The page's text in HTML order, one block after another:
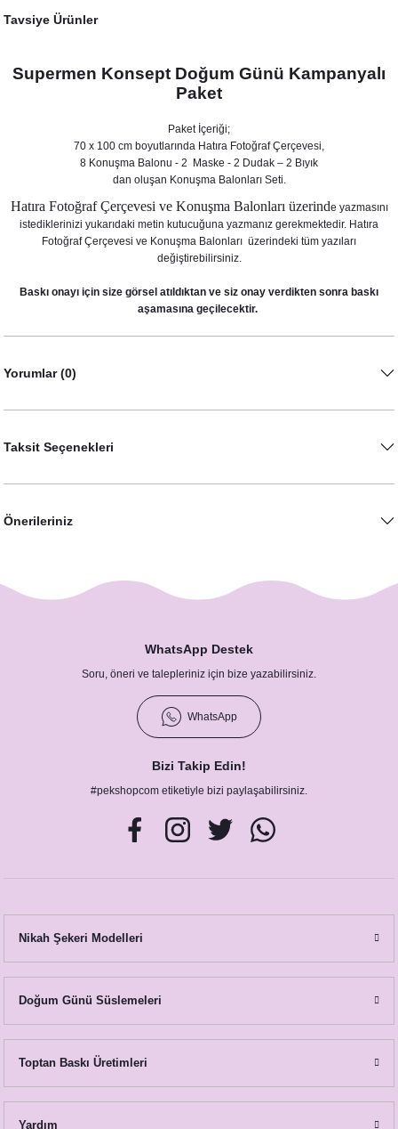
Tavsiye Ürünler
Happy Birthday El Yazısı İmza Folyo Balon Gold Renk Doğum Günü Parti Balonu
250,00 TL
1.600,00 TL
Supermen Konsept Doğum Günü Kampanyalı
Paket
Paket İçeriği;
70 x 100 cm boyutlarında Hatıra Fotoğraf Çerçevesi,
8 Konuşma Balonu - 2 Maske - 2 Dudak – 2 Bıyık
dan oluşan Konuşma Balonları Seti.
Hatıra Fotoğraf Çerçevesi ve Konuşma Balonları üzerinde yazmasını
istediklerinizi yukarıdaki metin kutucuğuna yazmanız gerekmektedir. Hatıra
Fotoğraf Çerçevesi ve Konuşma Balonları üzerindeki tüm yazıları
değiştirebilirsiniz.
Baskı onayı için size görsel atıldıktan ve siz onay verdikten sonra baskı
aşamasına geçilecektir.
Yorumlar (0)
Taksit Seçenekleri
Önerileriniz
WhatsApp Destek
Soru, öneri ve talepleriniz için bize yazabilirsiniz.
WhatsApp
Bizi Takip Edin!
#pekshopcom etiketiyle bizi paylaşabilirsiniz.
Nikah Şekeri Modelleri
Doğum Günü Süslemeleri
Toptan Baskı Üretimleri
Yardım